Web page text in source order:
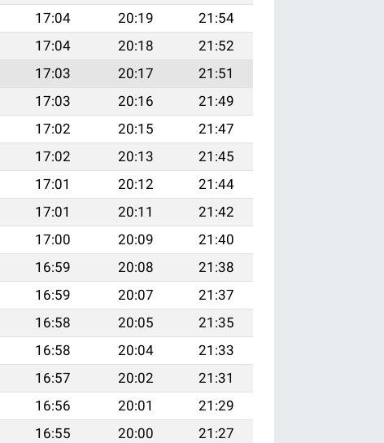
17:04 20:19
21:54
17:04 20:18
21:52
17:03 20:17
21:51
17:03 20:16
21:49
17:02 20:15
21:47
17:02 20:13
21:45
17:01 20:12
21:44
17:01 20:11
21:42
17:00 20:09
21:40
16:59 20:08
21:38
16:59 20:07
21:37
16:58 20:05
21:35
16:58 20:04
21:33
16:57 20:02
21:31
16:56 20:01
21:29
16:55 20:00
21:27